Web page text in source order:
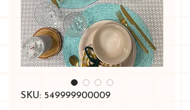
SKU: 549999900009